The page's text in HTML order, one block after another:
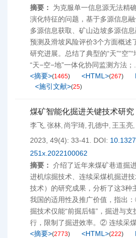
摘要：
为克服单一信息源无法精
演化特征的问题，基于多源信息
多源信息获取、矿山边坡多源信
预测及滑坡风险评价3个方面概述
研究进展。总结了典型的“天”“空
“天−空−地”一体化协同监测方法；...
<摘要>(1465) <HTML>(267)
<施引文献>(25)
煤矿智能化掘进关键技术研究
李飞, 张林, 尚宇琦, 孔德中 , 王玉亮,
2023, 49(4): 33-41.
DOI:
251x.2022100062
摘要： 介绍了近年来煤矿巷道掘
进机综掘技术、连续采煤机掘进
技术）的研究成果，分析了这3种
我国的适用性及推广价值，指出
掘技术仅能“前掘后锚”，掘进与
行，限制了掘进效率。② 连续采煤
<摘要>(2773) <HTML>(222)